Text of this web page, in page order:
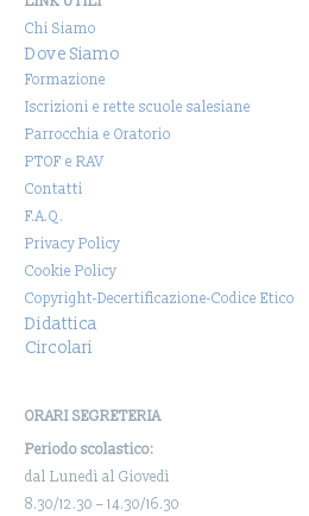
Chi Siamo
Dove Siamo
Formazione
Iscrizioni e rette scuole salesiane
Parrocchia e Oratorio
PTOF e RAV
Contatti
F.A.Q.
Privacy Policy
Cookie Policy
Copyright-Decertificazione-Codice Etico
Didattica
Circolari
ORARI SEGRETERIA
Periodo scolastico:
dal Lunedì al Giovedì
8.30/12.30 – 14.30/16.30